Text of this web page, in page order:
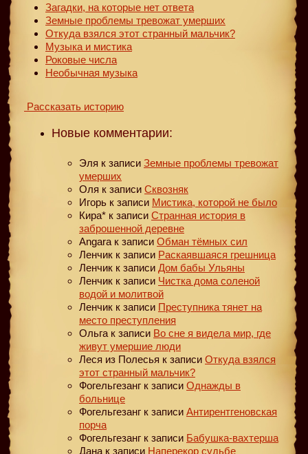
Загадки, на которые нет ответа
Земные проблемы тревожат умерших
Откуда взялся этот странный мальчик?
Музыка и мистика
Роковые числа
Необычная музыка
Рассказать историю
Новые комментарии:
Эля к записи Земные проблемы тревожат
умерших
Оля к записи Сквозняк
Игорь к записи Мистика, которой не было
Кира* к записи Странная история в
заброшенной деревне
Angara к записи Обман тёмных сил
Ленчик к записи Раскаявшаяся грешница
Ленчик к записи Дом бабы Ульяны
Ленчик к записи Чистка дома соленой
водой и молитвой
Ленчик к записи Преступника тянет на
место преступления
Ольга к записи Во сне я видела мир, где
живут умершие люди
Леся из Полесья к записи Откуда взялся
этот странный мальчик?
Фогельгезанг к записи Однажды в
больнице
Фогельгезанг к записи Антирентгеновская
порча
Фогельгезанг к записи Бабушка-вахтерша
Дана к записи Наперекор судьбе